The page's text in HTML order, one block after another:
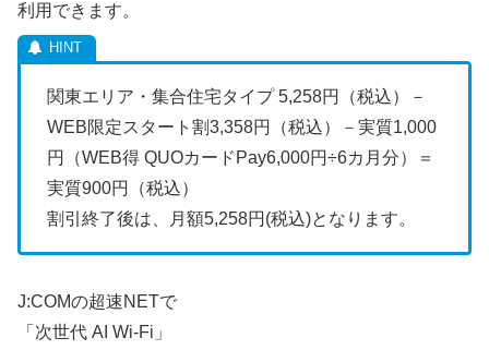
利用できます。
関東エリア・集合住宅タイプ 5,258円（税込）－
WEB限定スタート割3,358円（税込）－実質1,000
円（WEB得 QUOカードPay6,000円÷6カ月分）＝
実質900円（税込）
割引終了後は、月額5,258円(税込)となります。
J:COMの超速NETで
「次世代 AI Wi-Fi」